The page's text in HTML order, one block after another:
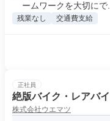
ームワークを大切にで...
残業なし 交通費支給
正社員
絶版バイク・レアバ
株式会社ウエマツ